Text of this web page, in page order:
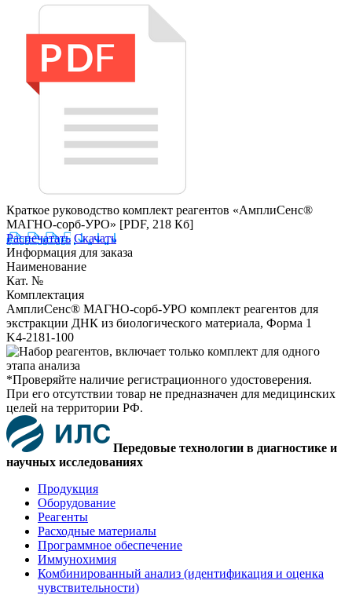
Краткое руководство комплект реагентов «АмплиСенс®
МАГНО-сорб-УРО» [PDF, 218 Кб]
Распечатать Скачать
Информация для заказа
Наименование
Кат. №
Комплектация
АмплиСенс® МАГНО-сорб-УРО комплект реагентов для
экстракции ДНК из биологического материала, Форма 1
K4-2181-100
*Проверяйте наличие регистрационного удостоверения.
При его отсутствии товар не предназначен для медицинских
целей на территории РФ.
Передовые технологии в диагностике и
научных исследованиях
Продукция
Оборудование
Реагенты
Расходные материалы
Программное обеспечение
Иммунохимия
Комбинированный анализ (идентификация и оценка
чувствительности)